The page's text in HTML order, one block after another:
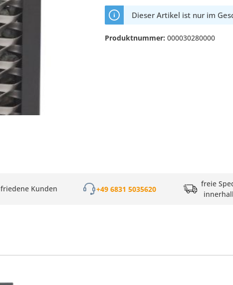
Dieser Artikel ist nur im
Produktnummer: 000030280000
Kunden +49 6831 5035620
freie